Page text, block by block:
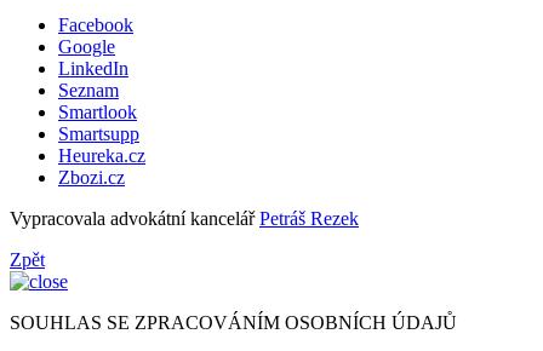
Facebook
Google
LinkedIn
Seznam
Smartlook
Smartsupp
Heureka.cz
Zbozi.cz
Vypracovala advokátní kancelářPetráš Rezek
Zpět
SOUHLAS SE ZPRACOVÁNÍM OSOBNÍCH ÚDAJŮ